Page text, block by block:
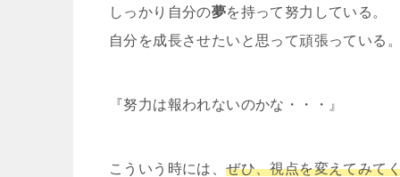
しっかり自分の夢を持って努力している。
自分を成長させたいと思って頑張っている。
『努力は報われないのかな・・・』
こういう時には、ぜひ、視点を変えてみて